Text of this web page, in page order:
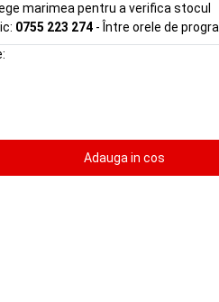
marimea pentru a verifica stocul
0755 223 274 - Între orele de